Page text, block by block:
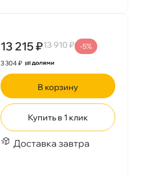
13 215 ₽13 910 ₽ -5%
3 304 ₽
корзину
Купить в 1 клик
Доставка завтра